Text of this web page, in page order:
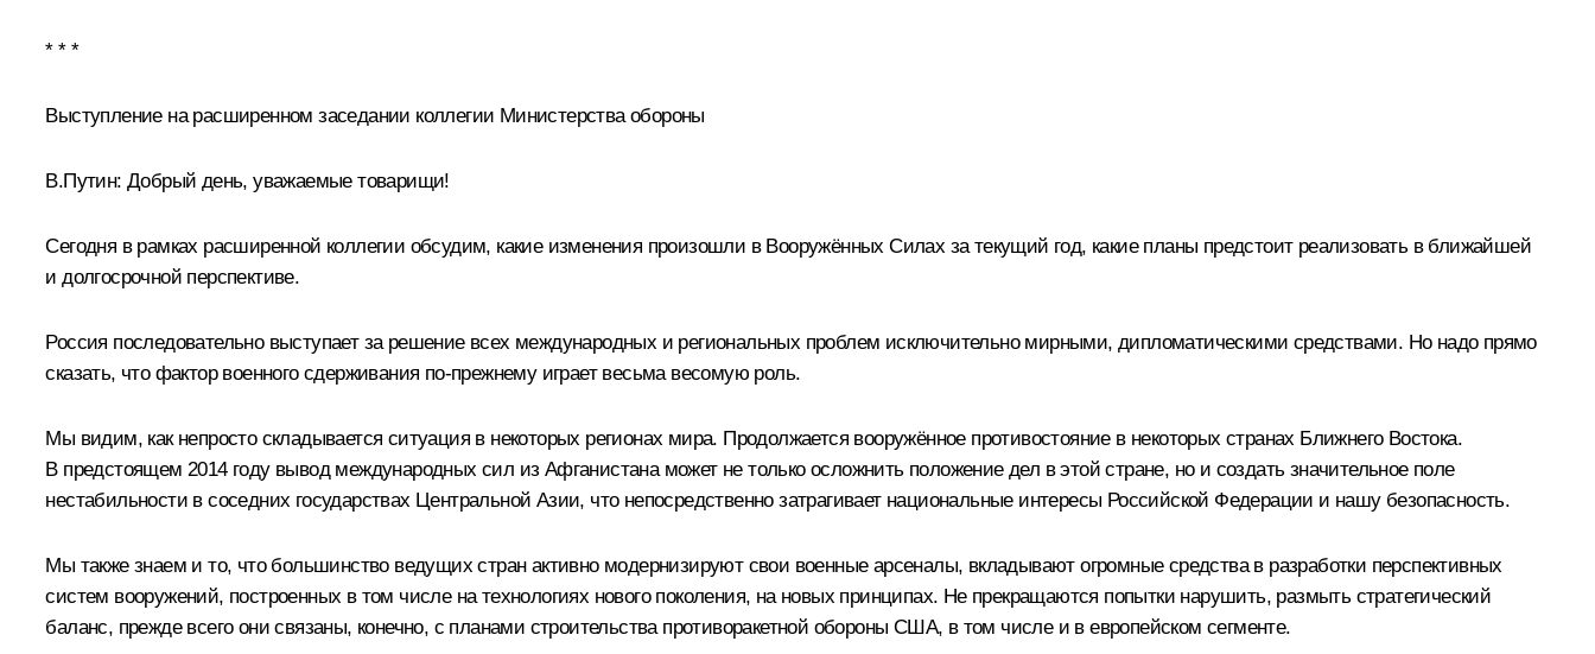
* * *
Выступление на расширенном заседании коллегии Министерства обороны
В.Путин: Добрый день, уважаемые товарищи!
Сегодня в рамках расширенной коллегии обсудим, какие изменения произошли в Вооружённых Силах за текущий год, какие планы предстоит реализовать в ближайшей
и долгосрочной перспективе.
Россия последовательно выступает за решение всех международных и региональных проблем исключительно мирными, дипломатическими средствами. Но надо прямо
сказать, что фактор военного сдерживания по‑прежнему играет весьма весомую роль.
Мы видим, как непросто складывается ситуация в некоторых регионах мира. Продолжается вооружённое противостояние в некоторых странах Ближнего Востока.
В предстоящем 2014 году вывод международных сил из Афганистана может не только осложнить положение дел в этой стране, но и создать значительное поле
нестабильности в соседних государствах Центральной Азии, что непосредственно затрагивает национальные интересы Российской Федерации и нашу безопасность.
Мы также знаем и то, что большинство ведущих стран активно модернизируют свои военные арсеналы, вкладывают огромные средства в разработки перспективных
систем вооружений, построенных в том числе на технологиях нового поколения, на новых принципах. Не прекращаются попытки нарушить, размыть стратегический
баланс, прежде всего они связаны, конечно, с планами строительства противоракетной обороны США, в том числе и в европейском сегменте.